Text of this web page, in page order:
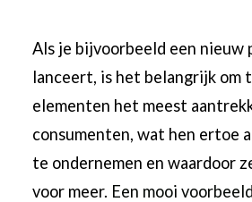
Als je bijvoorbeeld een nieuw
lanceert, is het belangrijk om
elementen het meest
consumenten, wat hen ertoe
te ondernemen en waardoor
voor meer. Een mooi